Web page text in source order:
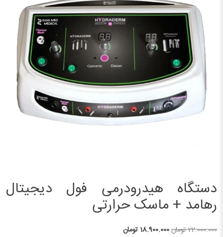
دستگاه هیدرودرمی فول دیجیتال
رهامد + ماسک حرارتی
22.000.000تومانقیمت
18.900.000 تومانقیمت